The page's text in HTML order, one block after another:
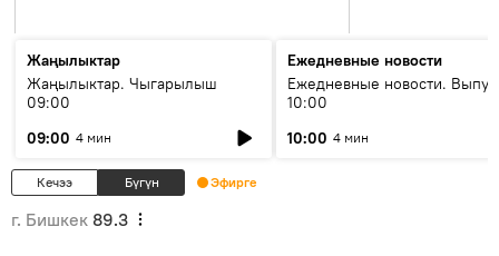
Жаңылыктар
Жаңылыктар. Чыгарылыш
09:00
09:00 4 мин
Ежедневные новости
Ежедневные новости.
10:00
10:00 4 мин
Кечээ Бүгүн Эфирге
г. Бишкек 89.3